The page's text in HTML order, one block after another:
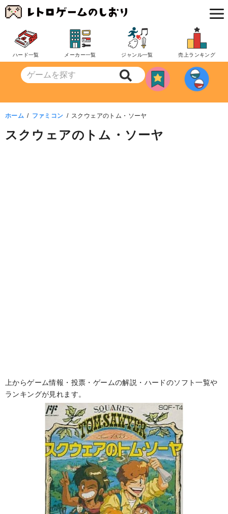
コ
ン
ツ
動
ハード一覧 メーカー一覧 ジャンル一覧 売上ランキング
ホーム ファミコン スクウェアのトム・ソーヤ
スクウェアのトム・ソーヤ
上からゲーム情報・投票・ゲームの解説・ハードのソフト一覧や
ランキングが見れます。